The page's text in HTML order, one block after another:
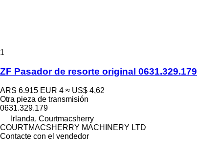
1
ZF Pasador de resorte original 0631.329.179
ARS 6.915 EUR 4 ≈ US$ 4,62
Otra pieza de transmisión
0631.329.179
Irlanda, Courtmacsherry
COURTMACSHERRY MACHINERY LTD
Contacte con el vendedor